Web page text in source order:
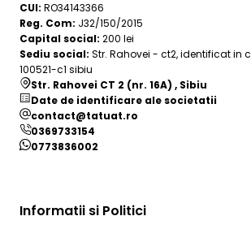
CUI: RO34143366
Reg. Com: J32/150/2015
Capital social: 200 lei
Sediu social: Str. Rahovei - ct2, identificat in cf
100521-c1 sibiu
Str. Rahovei CT 2 (nr. 16A) , Sibiu
Date de identificare ale societatii
contact@tatuat.ro
0369733154
0773836002
Informatii si Politici